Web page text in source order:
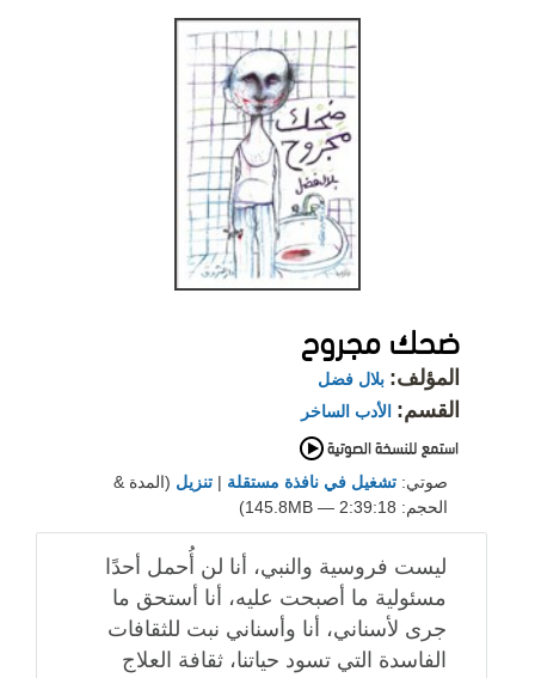
ضحك مجروح
المؤلف: بلال فضل
القسم: الأدب الساخر
صوتي: تشغيل في نافذة مستقلة | تنزيل (المدة &
الحجم: 2:39:18 — 145.8MB)
ليست فروسية والنبي، أنا لن أُحمل أحدًا
مسئولية ما أصبحت عليه، أنا أستحق ما
جرى لأسناني، أنا وأسناني نبت للثقافات
الفاسدة التي تسود حياتنا، ثقافة العلاج